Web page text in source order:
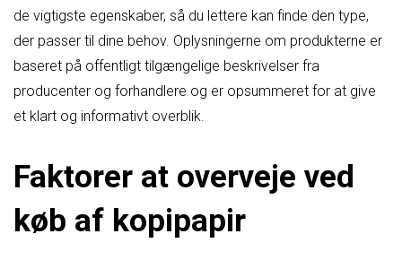
de vigtigste egenskaber, så du lettere kan finde den type,
der passer til dine behov. Oplysningerne om produkterne er
baseret på offentligt tilgængelige beskrivelser fra
producenter og forhandlere og er opsummeret for at give
et klart og informativt overblik.
Faktorer at overveje ved
køb af kopipapir